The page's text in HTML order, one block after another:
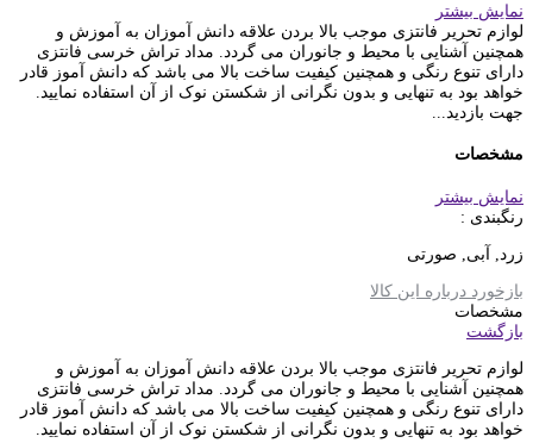
نمایش بیشتر
لوازم تحریر فانتزی موجب بالا بردن علاقه دانش آموزان به آموزش و
همچنین آشنایی با محیط و جانوران می گردد. مداد تراش خرسی فانتزی
دارای تنوع رنگی و همچنین کیفیت ساخت بالا می باشد که دانش آموز قادر
خواهد بود به تنهایی و بدون نگرانی از شکستن نوک از آن استفاده نمایید.
جهت بازدید...
مشخصات
نمایش بیشتر
رنگبندی :
زرد, آبی, صورتی
بازخورد درباره این کالا
مشخصات
بازگشت
لوازم تحریر فانتزی موجب بالا بردن علاقه دانش آموزان به آموزش و
همچنین آشنایی با محیط و جانوران می گردد. مداد تراش خرسی فانتزی
دارای تنوع رنگی و همچنین کیفیت ساخت بالا می باشد که دانش آموز قادر
خواهد بود به تنهایی و بدون نگرانی از شکستن نوک از آن استفاده نمایید.